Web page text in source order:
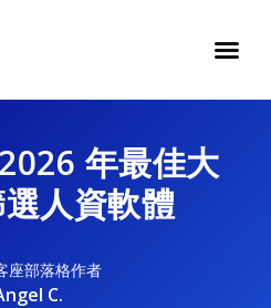
年最佳大
人資軟體
座部落格作者
C.